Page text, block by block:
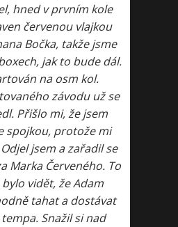
hned v prvním kole
červenou vlajkou
Bočka, takže jsme
jak to bude dál.
na osm kol.
závodu už se
Přišlo mi, že jsem
spojkou, protože mi
jsem a zařadil se
Marka Červeného. To
vidět, že Adam
tahat a dostávat
Snažil si nad